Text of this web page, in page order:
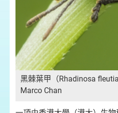
黑棘葉甲（Rhadinosa
Marco Chan